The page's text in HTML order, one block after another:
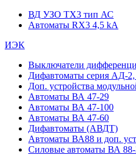
ВД УЗО TX3 тип АС
Автоматы RX3 4,5 kA
ИЭК
Выключатели
Дифавтоматы серия АД-
Доп. устройства
Автоматы ВА 47-29
Автоматы ВА 47-100
Автоматы ВА 47-60
Дифавтоматы (АВДТ)
Автоматы ВА88 и доп.
Силовые автоматы ВА 88-